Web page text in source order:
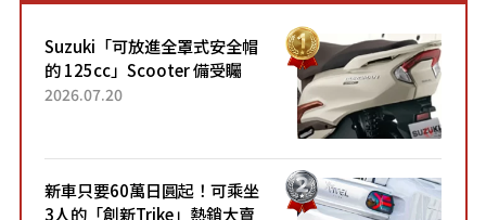
Suzuki「可放進全罩式安全帽
的 125cc」Scooter 備受矚
目！採用全新流線設計與各項
2026.07.20
新車只要60萬日圓起！可乘坐
3人的「創新Trike」熱銷大賣